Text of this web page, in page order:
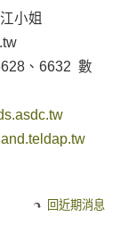
小姐
、6632 數
回近期消息